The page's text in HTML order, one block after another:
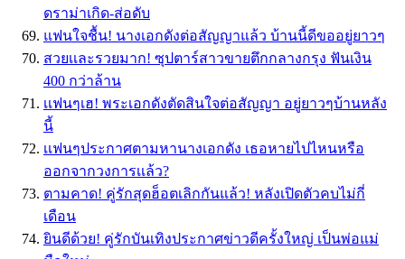
ดราม่าเกิด-ส่อดับ
แฟนใจชื้น! นางเอกดังต่อสัญญาแล้ว บ้านนี้ดีขออยู่ยาวๆ
สวยเเละรวยมาก! ซุปตาร์สาวขายตึกกลางกรุง ฟันเงิน
400 กว่าล้าน
เเฟนๆเฮ! พระเอกดังตัดสินใจต่อสัญญา อยู่ยาวๆบ้านหลัง
นี้
เเฟนๆประกาศตามหานางเอกดัง เธอหายไปไหนหรือ
ออกจากวงการเเล้ว?
ตามคาด! คู่รักสุดฮ็อตเลิกกันแล้ว! หลังเปิดตัวคบไม่กี่
เดือน
ยินดีด้วย! คู่รักบันเทิงประกาศข่าวดีครั้งใหญ่ เป็นพ่อแม่